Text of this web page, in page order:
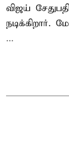
விஜய்
நடிக்கிறார்.
...